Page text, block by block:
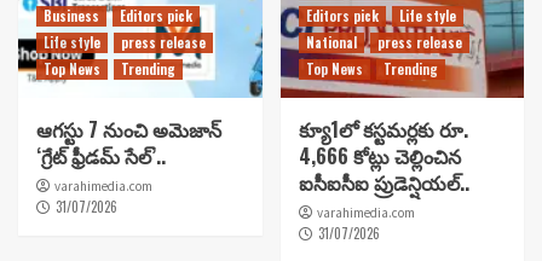
Business
Editors pick
Life style
press release
Top News
Trending
ఆగస్టు 7 నుంచి అమెజాన్
‘గ్రేట్ ఫ్రీడమ్ సేల్’..
varahimedia.com
31/07/2026
Editors pick
Life style
National
press release
Top News
Trending
క్యూ1లో కస్టమర్లకు రూ.
4,666 కోట్లు చెల్లించిన
ఐసీఐసీఐ ప్రుడెన్షియల్..
varahimedia.com
31/07/2026